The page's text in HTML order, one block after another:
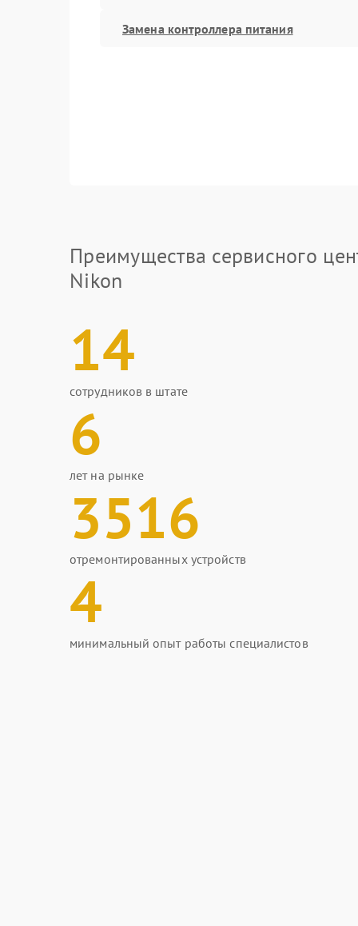
Замена контроллера питания
Преимущества сервисного
Nikon
14
сотрудников в штате
6
лет на рынке
3516
отремонтированных устройств
4
минимальный опыт работы специалистов